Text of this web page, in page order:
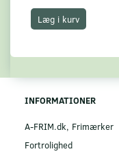
Læg i kurv
INFORMATIONER
A-FRIM.dk, Frimærker
Fortrolighed